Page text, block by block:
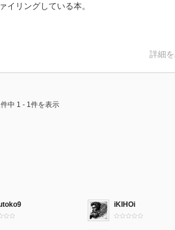
イリングしている本。
詳細
中 1 - 1件を表示
iKIHOi